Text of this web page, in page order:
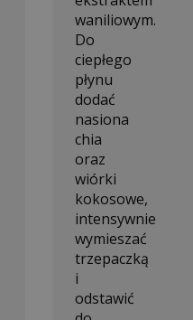
waniliowym.
Do
ciepłego
płynu
dodać
nasiona
chia
oraz
wiórki
kokosowe,
intensywnie
wymieszać
trzepaczką
i
odstawić